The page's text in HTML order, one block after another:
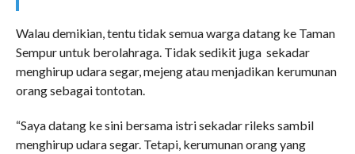
Walau demikian, tentu tidak semua warga datang ke Taman
Sempur untuk berolahraga. Tidak sedikit juga sekadar
menghirup udara segar, mejeng atau menjadikan kerumunan
orang sebagai tontotan.
“Saya datang ke sini bersama istri sekadar rileks sambil
menghirup udara segar. Tetapi, kerumunan orang yang